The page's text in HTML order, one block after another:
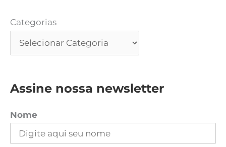
Categorias
Assine nossa newsletter
Nome